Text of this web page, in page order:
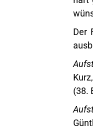
Der
(38.